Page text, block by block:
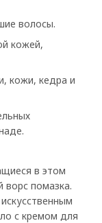
волосы.
кожей,
кожи, кедра и
в этом
ворс помазка.
с кремом для